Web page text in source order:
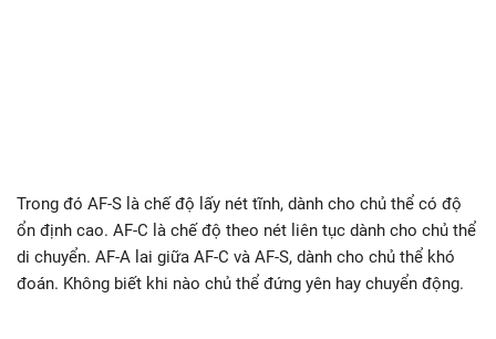
Trong đó AF-S là chế độ lấy nét tĩnh, dành cho chủ thể có độ
ổn định cao. AF-C là chế độ theo nét liên tục dành cho chủ thể
di chuyển. AF-A lai giữa AF-C và AF-S, dành cho chủ thể khó
đoán. Không biết khi nào chủ thể đứng yên hay chuyển động.